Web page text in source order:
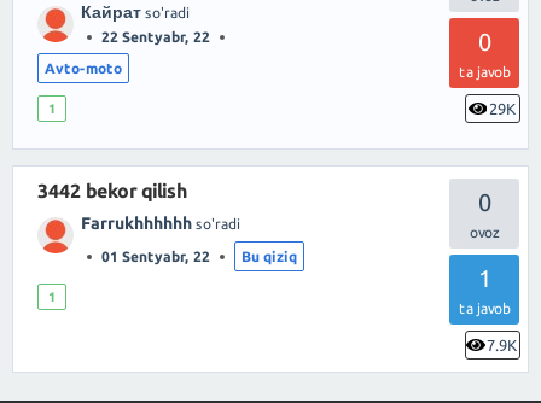
0
ta javob
29K
Кайрат so'radi
22 Sentyabr, 22
Avto-moto
1
0
1
ta javob
7.9K
3442 bekor qilish
Farrukhhhhhh so'radi
01 Sentyabr, 22 Bu qiziq
1